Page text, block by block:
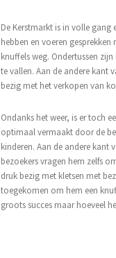
De Kerstmarkt is in volle gang
hebben en voeren
knuffels weg. Ondertussen
te vallen. Aan de andere kant
bezig met het verkopen van
Ondanks het weer, is er toch
optimaal vermaakt door de
kinderen. Aan de andere kant
bezoekers vragen hem zelfs
druk bezig met kletsen met
toegekomen om hem een
groots succes maar hoeveel